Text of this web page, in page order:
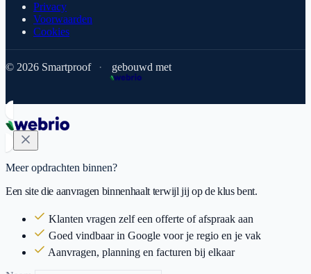
Privacy
Voorwaarden
Cookies
© 2026 Smartproof · gebouwd met
Meer opdrachten binnen?
Een site die aanvragen binnenhaalt terwijl jij op de klus bent.
Klanten vragen zelf een offerte of afspraak aan
Goed vindbaar in Google voor je regio en je vak
Aanvragen, planning en facturen bij elkaar